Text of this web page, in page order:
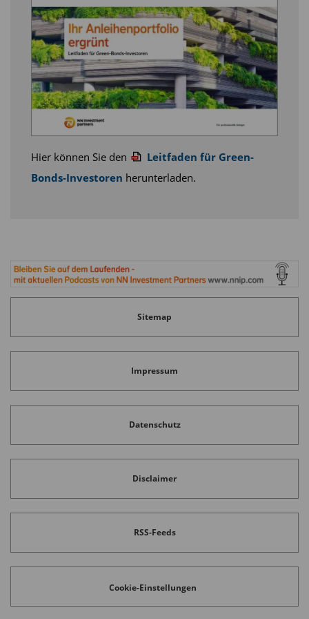
Maximilian Horster, Head of ISS-climate:„Die
Politik, die Gesellschaft und Anleger verlangen
alle mehr Klimatransparenz bei Fonds. Das
Climetrics Rating bewertet Fonds und zeichnet
jene aus, die in Unternehmen investieren, die
spürbare Anstrengungen unternehmen haben,
ihre Geschäftsmodelle mit den Zielen des Pariser
Klimaabkommens abzustimmen.“
Hier können Sie den
Leitfaden für Green-
Bonds-Investoren herunterladen.
Sitemap
Impressum
Datenschutz
Disclaimer
RSS-Feeds
Cookie-Einstellungen